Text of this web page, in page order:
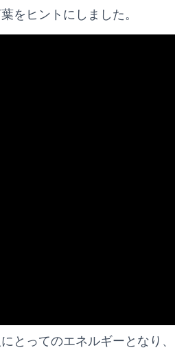
をヒントにしました。
とってのエネルギーとなり、